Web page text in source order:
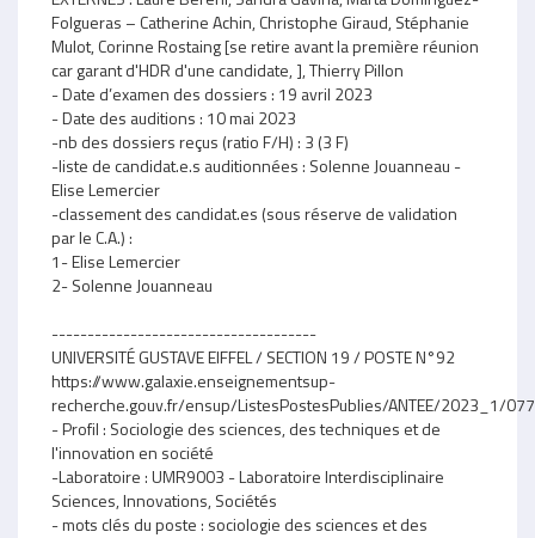
Folgueras – Catherine Achin, Christophe Giraud, Stéphanie
Mulot, Corinne Rostaing [se retire avant la première réunion
car garant d'HDR d'une candidate, ], Thierry Pillon
- Date d’examen des dossiers : 19 avril 2023
- Date des auditions : 10 mai 2023
-nb des dossiers reçus (ratio F/H) : 3 (3 F)
-liste de candidat.e.s auditionnées : Solenne Jouanneau -
Elise Lemercier
-classement des candidat.es (sous réserve de validation
par le C.A.) :
1- Elise Lemercier
2- Solenne Jouanneau
-------------------------------------
UNIVERSITÉ GUSTAVE EIFFEL / SECTION 19 / POSTE N°92
https://www.galaxie.enseignementsup-
recherche.gouv.fr/ensup/ListesPostesPublies/ANTEE/2023_1/
- Profil : Sociologie des sciences, des techniques et de
l'innovation en société
-Laboratoire : UMR9003 - Laboratoire Interdisciplinaire
Sciences, Innovations, Sociétés
- mots clés du poste : sociologie des sciences et des